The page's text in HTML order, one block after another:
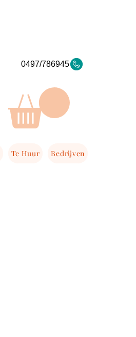
0497/786945
Te Huur Bedrijven